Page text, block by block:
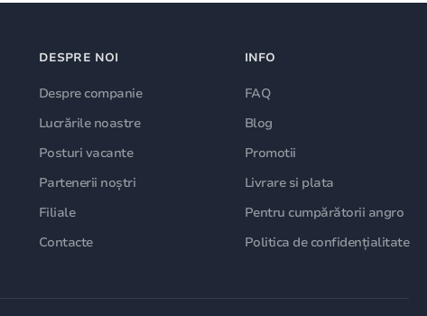
DESPRE NOI
Despre companie
Lucrările noastre
Posturi vacante
Partenerii noștri
Filiale
Contacte
INFO
FAQ
Blog
Promotii
Livrare si plata
Pentru cumpărătorii angro
Politica de confidențialitate